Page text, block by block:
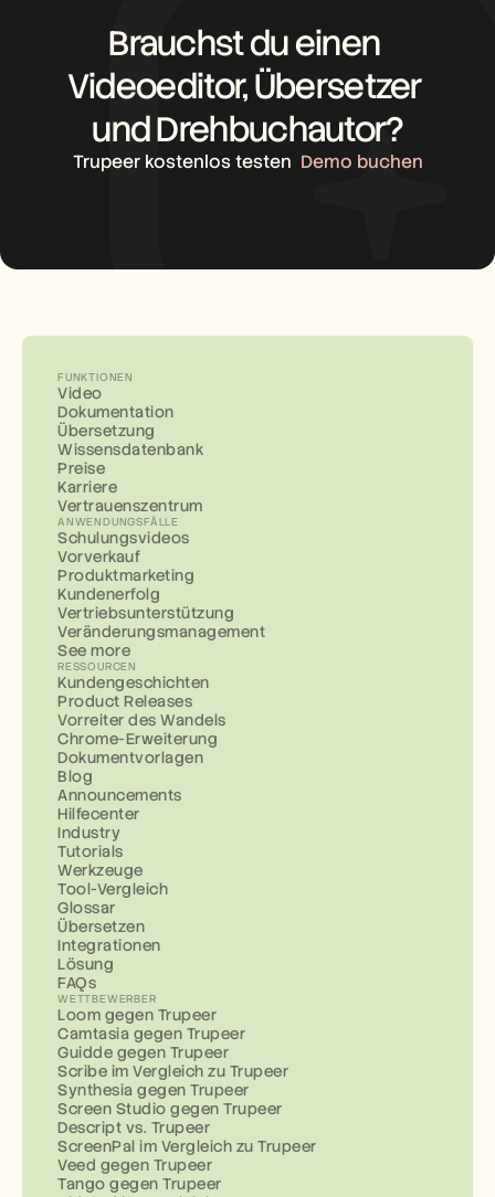
Brauchst du einen
Videoeditor, Übersetzer
und Drehbuchautor?
Trupeer kostenlos testen Demo buchen
FUNKTIONEN
Video
Dokumentation
Übersetzung
Wissensdatenbank
Preise
Karriere
Vertrauenszentrum
ANWENDUNGSFÄLLE
Schulungsvideos
Vorverkauf
Produktmarketing
Kundenerfolg
Vertriebsunterstützung
Veränderungsmanagement
See more
RESSOURCEN
Kundengeschichten
Product Releases
Vorreiter des Wandels
Chrome-Erweiterung
Dokumentvorlagen
Blog
Announcements
Hilfecenter
Industry
Tutorials
Werkzeuge
Tool-Vergleich
Glossar
Übersetzen
Integrationen
Lösung
FAQs
WETTBEWERBER
Loom gegen Trupeer
Camtasia gegen Trupeer
Guidde gegen Trupeer
Scribe im Vergleich zu Trupeer
Synthesia gegen Trupeer
Screen Studio gegen Trupeer
Descript vs. Trupeer
ScreenPal im Vergleich zu Trupeer
Veed gegen Trupeer
Tango gegen Trupeer